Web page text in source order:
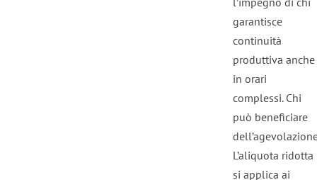
garantisce
continuità
produttiva anche
in orari
complessi. Chi
può beneficiare
L’aliquota ridotta
si applica ai